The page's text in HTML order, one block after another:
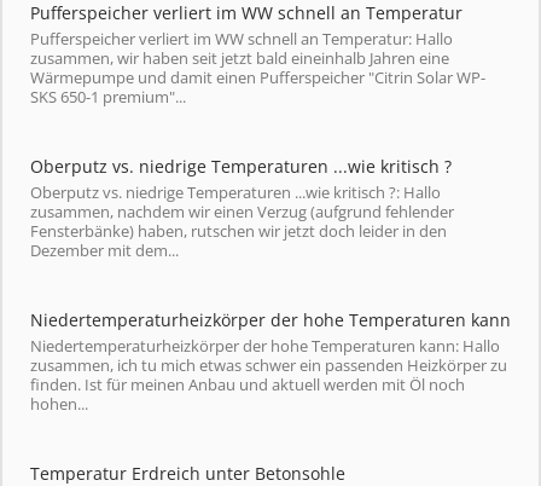
Pufferspeicher verliert im WW schnell an Temperatur
Pufferspeicher verliert im WW schnell an Temperatur: Hallo
zusammen, wir haben seit jetzt bald eineinhalb Jahren eine
Wärmepumpe und damit einen Pufferspeicher "Citrin Solar WP-
SKS 650-1 premium"...
Oberputz vs. niedrige Temperaturen ...wie kritisch ?
Oberputz vs. niedrige Temperaturen ...wie kritisch ?: Hallo
zusammen, nachdem wir einen Verzug (aufgrund fehlender
Fensterbänke) haben, rutschen wir jetzt doch leider in den
Dezember mit dem...
Niedertemperaturheizkörper der hohe Temperaturen kann
Niedertemperaturheizkörper der hohe Temperaturen kann: Hallo
zusammen, ich tu mich etwas schwer ein passenden Heizkörper zu
finden. Ist für meinen Anbau und aktuell werden mit Öl noch
hohen...
Temperatur Erdreich unter Betonsohle